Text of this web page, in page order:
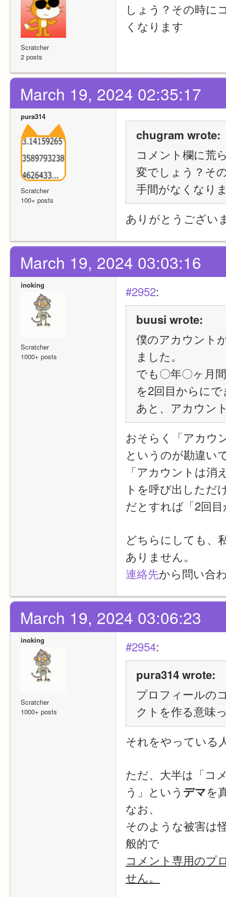
Scratcher
2 posts
しょう？その時に
くなります
March 19, 2024 02:35:17
pura314
Scratcher
100+ posts
chugram wrote:
コメント欄に荒
変でしょう？そ
手間がなくなり
ありがとうござい
March 19, 2024 03:03:16
inoking
Scratcher
1000+ posts
#2952:
buusi wrote:
僕のアカウント
ました。
でも〇年〇ヶ月
を2回目からに
あと、アカウン
おそらく「アカウ
というのが勘違い
「アカウントは
トを呼び出しただ
だとすれば「2回
どちらにしても、
ありません。
連絡先から問い合
March 19, 2024 03:06:23
inoking
Scratcher
1000+ posts
#2954:
pura314 wrote:
プロフィールの
クトを作る意味
それをやっている
ただ、大半は「コ
う」という デマを
なお、
そのような被害は
般的で
コメント専用のプ
せん。